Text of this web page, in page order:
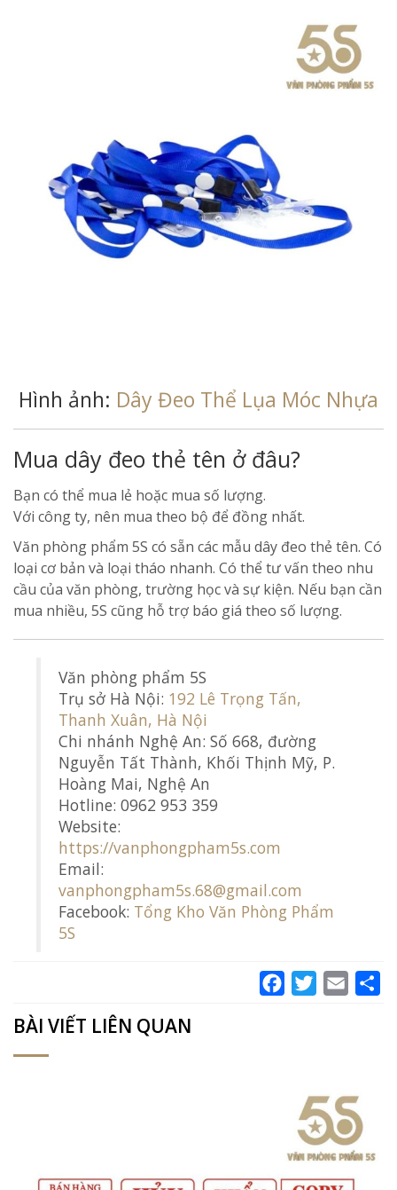
Hình ảnh: Dây Đeo Thể Lụa Móc Nhựa
Mua dây đeo thẻ tên ở đâu?
Bạn có thể mua lẻ hoặc mua số lượng.
Với công ty, nên mua theo bộ để đồng nhất.
Văn phòng phẩm 5S có sẵn các mẫu dây đeo thẻ tên. Có
loại cơ bản và loại tháo nhanh. Có thể tư vấn theo nhu
cầu của văn phòng, trường học và sự kiện. Nếu bạn cần
mua nhiều, 5S cũng hỗ trợ báo giá theo số lượng.
Văn phòng phẩm 5S
Trụ sở Hà Nội: 192 Lê Trọng Tấn,
Thanh Xuân, Hà Nội
Chi nhánh Nghệ An: Số 668, đường
Nguyễn Tất Thành, Khối Thịnh Mỹ, P.
Hoàng Mai, Nghệ An
Hotline: 0962 953 359
Website:
https://vanphongpham5s.com
Email:
vanphongpham5s.68@gmail.com
Facebook: Tổng Kho Văn Phòng Phẩm
5S
FacebookTwitterEmail
BÀI VIẾT LIÊN QUAN